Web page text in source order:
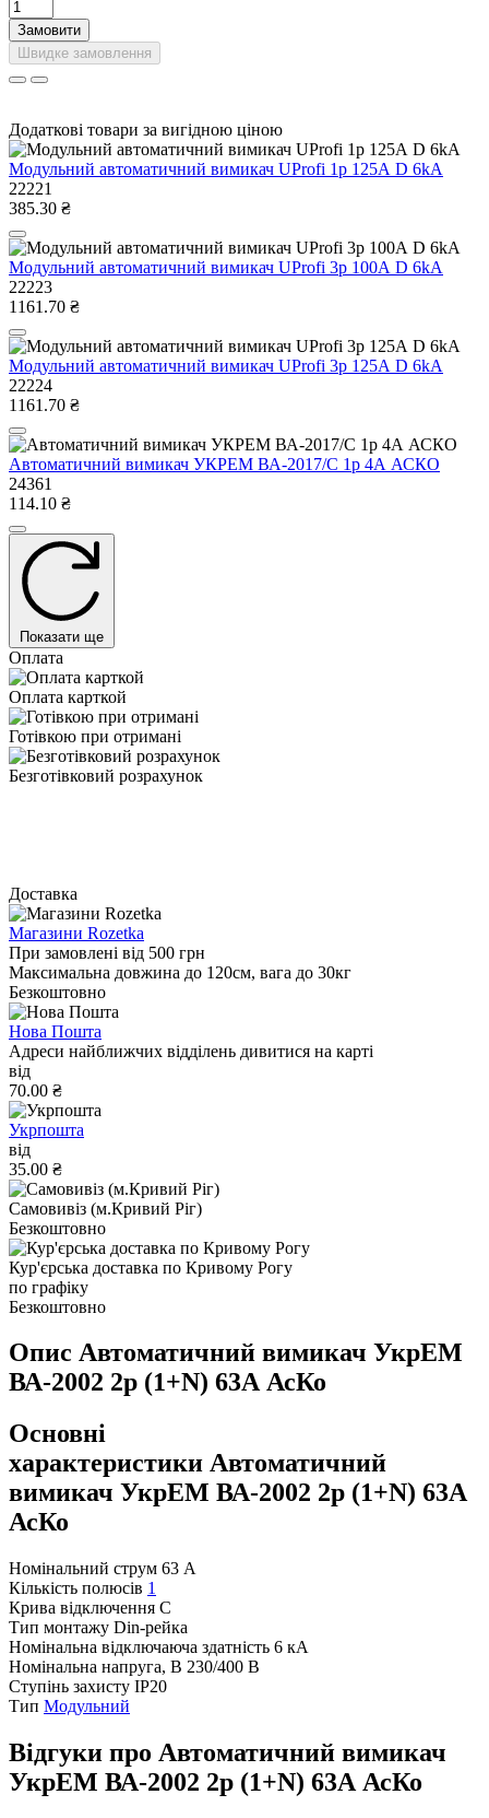
Замовити
Швидке замовлення
Додаткові товари за вигідною ціною
Модульний автоматичний вимикач UProfi 1р 125А D 6kА
22221
385.30 ₴
Модульний автоматичний вимикач UProfi 3р 100А D 6kА
22223
1161.70 ₴
Модульний автоматичний вимикач UProfi 3р 125А D 6kА
22224
1161.70 ₴
Автоматичний вимикач УКРЕМ ВА-2017/С 1р 4А АСКО
24361
114.10 ₴
Показати ще
Оплата
Оплата карткой
Готівкою при отримані
Безготівковий розрахунок
Доставка
Магазини Rozetka
При замовлені від 500 грн
Максимальна довжина до 120см, вага до 30кг
Безкоштовно
Нова Пошта
Адреси найближчих відділень дивитися на карті
від
70.00 ₴
Укрпошта
від
35.00 ₴
Самовивіз (м.Кривий Ріг)
Безкоштовно
Кур'єрська доставка по Кривому Рогу
по графіку
Безкоштовно
Опис Автоматичний вимикач УкрЕМ
ВА-2002 2р (1+N) 63А АсКо
Основні
характеристики Автоматичний
вимикач УкрЕМ ВА-2002 2р (1+N) 63А
АсКо
Номінальний струм 63 А
Кількість полюсів 1
Крива відключення C
Тип монтажу Din-рейка
Номінальна відключаюча здатність 6 кА
Номінальна напруга, В 230/400 В
Ступінь захисту IP20
Тип Модульний
Відгуки про Автоматичний вимикач
УкрЕМ ВА-2002 2р (1+N) 63А АсКо